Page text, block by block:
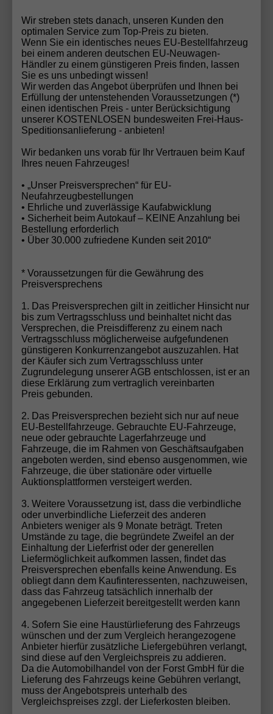
Audi Qualität „Made in Germany“
Als Teil des Volkswagen Konzerns entwickelt und
produziertAudiFahrzeuge nach strengsten
Qualitätsstandards. Die Kombination aus
Ingenieurskunst, Präzision und modernster
Fertigungstechnologie macht Audi zu einer der
begehrtesten Automarken Europas.
Warum Audi als EU-Neuwagen besonders
attraktiv ist
Audi Modelle sind alsEU-Neuwagenbesonders
gefragt, da Käufer von einemdeutlichen
Preisvorteilprofitieren können – bei identischer
Ausstattung, gleicher Herstellergarantie
perfekten Wahl für preisbewusste Kunden, die keine
Abstriche beim Premium-Anspruch machen
möchten.
AUDI EU-Neuwagen bei Automobilhandel von der
Forst
BeiAutomobilhandel von der Forst
EU-Neuwagen
sicher, transparent und bequem
keine Anzahlung bei Bestellung
Kaufvertrag nach deutschem Recht
über 30 Jahre Erfahrung im EU-Neuwagen-Re-
Import
mehr als 30.000 ausgelieferte EU-Neufahrzeuge
bundesweit kostenlose Speditionsanlieferung
Audi kaufen mit Vertrauen und Sicherheit
Beim Kauf eines Audi EU-Neuwagens profitieren
Kunden von:
europaweiter Audi-Herstellergarantie
hoher Wertstabilität und Zuverlässigkeit
Wir streben stets danach, unseren Kunden den
optimalen Service zum Top-Preis zu bieten.
Wenn Sie ein identisches neues EU-Bestellfahrzeug
bei einem anderen deutschen EU-Neuwagen-
Händler zu einem günstigeren Preis finden, lassen
Sie es uns unbedingt wissen!
Wir werden das Angebot überprüfen und Ihnen bei
Erfüllung der untenstehenden Voraussetzungen (*)
einen identischen Preis - unter Berücksichtigung
unserer KOSTENLOSEN bundesweiten Frei-Haus-
Speditionsanlieferung - anbieten!
Wir bedanken uns vorab für Ihr Vertrauen beim Kauf
Ihres neuen Fahrzeuges!
• „Unser Preisversprechen“ für EU-
Neufahrzeugbestellungen
• Ehrliche und zuverlässige Kaufabwicklung
• Sicherheit beim Autokauf – KEINE Anzahlung bei
Bestellung erforderlich
• Über 30.000 zufriedene Kunden seit 2010“
* Voraussetzungen für die Gewährung des
Preisversprechens
1. Das Preisversprechen gilt in zeitlicher Hinsicht nur
bis zum Vertragsschluss und beinhaltet nicht das
Versprechen, die Preisdifferenz zu einem nach
Vertragsschluss möglicherweise aufgefundenen
günstigeren Konkurrenzangebot auszuzahlen. Hat
der Käufer sich zum Vertragsschluss unter
Zugrundelegung unserer AGB entschlossen, ist er an
diese Erklärung zum vertraglich vereinbarten
Preis gebunden.
2. Das Preisversprechen bezieht sich nur auf neue
EU-Bestellfahrzeuge. Gebrauchte EU-Fahrzeuge,
neue oder gebrauchte Lagerfahrzeuge und
Fahrzeuge, die im Rahmen von Geschäftsaufgaben
angeboten werden, sind ebenso ausgenommen, wie
Fahrzeuge, die über stationäre oder virtuelle
Auktionsplattformen versteigert werden.
3. Weitere Voraussetzung ist, dass die verbindliche
oder unverbindliche Lieferzeit des anderen
Anbieters weniger als 9 Monate beträgt. Treten
Umstände zu tage, die begründete Zweifel an der
Einhaltung der Lieferfrist oder der generellen
Liefermöglichkeit aufkommen lassen, findet das
Preisversprechen ebenfalls keine Anwendung. Es
obliegt dann dem Kaufinteressenten, nachzuweisen,
dass das Fahrzeug tatsächlich innerhalb der
angegebenen Lieferzeit bereitgestellt werden kann
4. Sofern Sie eine Haustürlieferung des Fahrzeugs
wünschen und der zum Vergleich herangezogene
Anbieter hierfür zusätzliche Liefergebühren verlangt,
sind diese auf den Vergleichspreis zu addieren.
Da die Automobilhandel von der Forst GmbH für die
Lieferung des Fahrzeugs keine Gebühren verlangt,
muss der Angebotspreis unterhalb des
Vergleichspreises zzgl. der Lieferkosten bleiben.